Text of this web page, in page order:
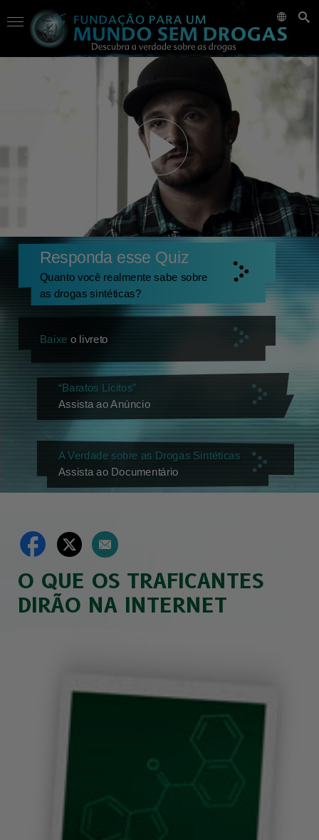
Responda esse Quiz
Quanto você realmente sabe sobre
as drogas sintéticas?
Baixe o livreto
“Baratos Lícitos”
Assista ao Anúncio
A Verdade sobre as Drogas Sintéticas
Assista ao Documentário
O QUE OS TRAFICANTES
DIRÃO NA INTERNET